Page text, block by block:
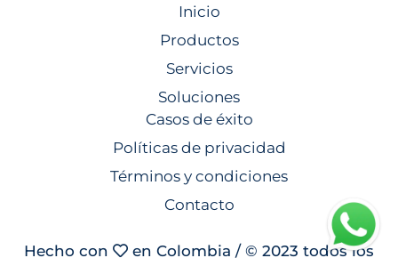
Inicio
Productos
Servicios
Soluciones
Casos de éxito
Políticas de privacidad
Términos y condiciones
Contacto
Hecho con
en Colombia / © 2023 todos los